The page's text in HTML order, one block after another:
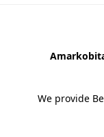
We provide